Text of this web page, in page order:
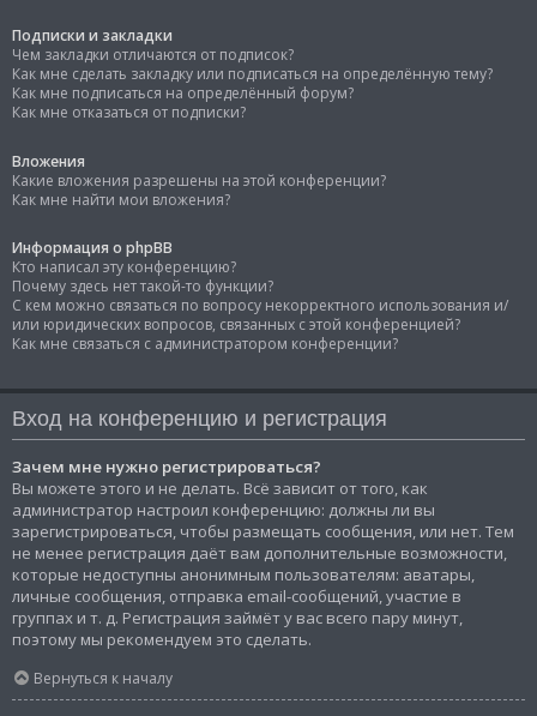
Подписки и закладки
Чем закладки отличаются от подписок?
Как мне сделать закладку или подписаться на определённую тему?
Как мне подписаться на определённый форум?
Как мне отказаться от подписки?
Вложения
Какие вложения разрешены на этой конференции?
Как мне найти мои вложения?
Информация о phpBB
Кто написал эту конференцию?
Почему здесь нет такой-то функции?
С кем можно связаться по вопросу некорректного использования и/
или юридических вопросов, связанных с этой конференцией?
Как мне связаться с администратором конференции?
Вход на конференцию и регистрация
Зачем мне нужно регистрироваться?
Вы можете этого и не делать. Всё зависит от того, как
администратор настроил конференцию: должны ли вы
зарегистрироваться, чтобы размещать сообщения, или нет. Тем
не менее регистрация даёт вам дополнительные возможности,
которые недоступны анонимным пользователям: аватары,
личные сообщения, отправка email-сообщений, участие в
группах и т. д. Регистрация займёт у вас всего пару минут,
поэтому мы рекомендуем это сделать.
Вернуться к началу